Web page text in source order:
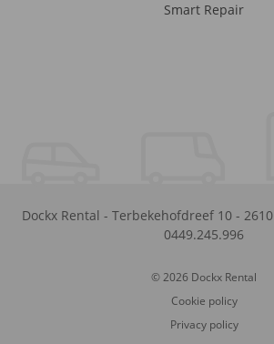
Smart Repair
Dockx Rental - Terbekehofdreef 10 - 2610
0449.245.996
© 2026 Dockx Rental
Cookie policy
Privacy policy